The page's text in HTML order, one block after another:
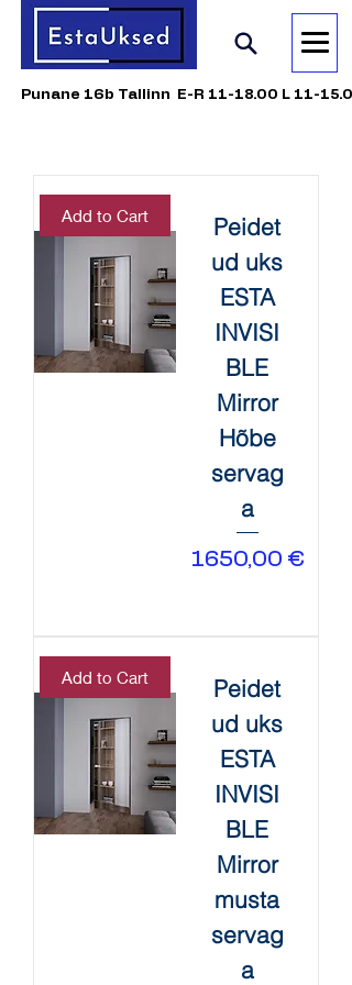
Punane 16b Tallinn E-R 11-18.00 L 11-
Add to Cart
Peidet
ud uks
ESTA
INVISI
BLE
Mirror
Hõbe
servag
a
Price
1650,00 €
Add to Cart
Peidet
ud uks
ESTA
INVISI
BLE
Mirror
musta
servag
a